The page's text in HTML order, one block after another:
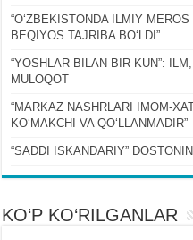
“OʻZBEKISTONDA ILMIY
BEQIYOS TAJRIBA BOʻLDI”
“YOSHLAR BILAN BIR KUN”:
MULOQOT
“MARKAZ NASHRLARI IMOM-
KOʻMAKCHI VA QOʻLLANMADIR”
“SADDI ISKANDARIY”
KO‘P KO‘RILGANLAR